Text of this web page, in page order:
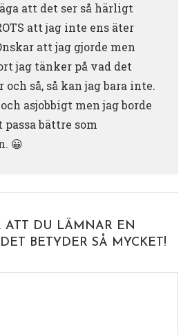
att det ser så härligt
att jag inte ens äter
att jag gjorde men
jag tänker på vad det
så, så kan jag bara inte.
asjobbigt men jag borde
bättre som
😀
ATT DU LÄMNAR EN
BETYDER SÅ MYCKET!